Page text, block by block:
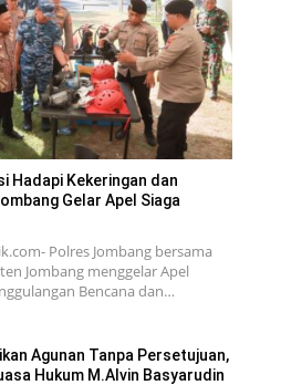
Hadapi Kekeringan dan
Gelar Apel Siaga
Polres Jombang bersama
Jombang menggelar Apel
Bencana dan…
Agunan Tanpa Persetujuan,
Hukum M.Alvin Basyarudin